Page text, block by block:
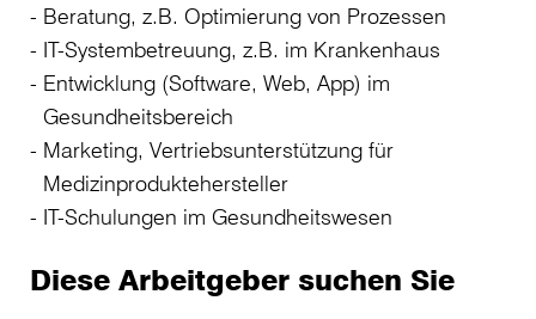
Beratung, z.B. Optimierung von Prozessen
IT-Systembetreuung, z.B. im Krankenhaus
Entwicklung (Software, Web, App) im
Gesundheitsbereich
Marketing, Vertriebsunterstützung für
Medizinproduktehersteller
IT-Schulungen im Gesundheitswesen
Diese Arbeitgeber suchen Sie